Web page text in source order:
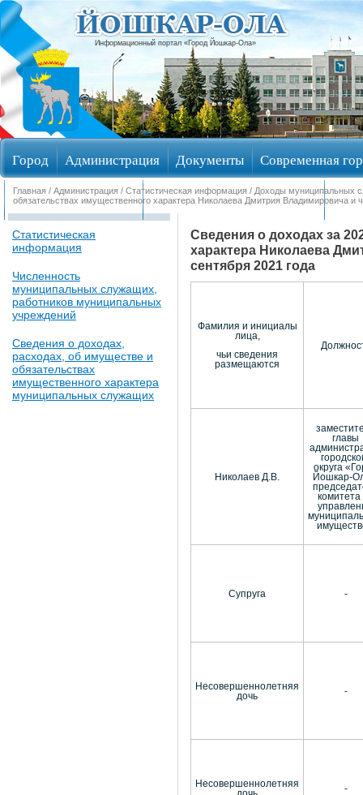
Информационный портал «Город Йошкар-Ола»
Город Администрация Документы Современная
Обращения граждан Общественные обсуждения
Главная / Администрация / Статистическая информация / Доходы муниципальных
обязательствах имущественного характера Николаева Дмитрия Владимировича и
Статистическая
информация
Численность
муниципальных служащих,
работников муниципальных
учреждений
Сведения о доходах,
расходах, об имуществе и
обязательствах
имущественного характера
муниципальных служащих
Сведения о доходах за
характера Николаева
сентября 2021 года
Фамилия и инициалы
лица,
чьи сведения
размещаются
Николаев Д.В.
главы
округа
Йошкар-
комитета
Супруга -
Несовершеннолетняя
дочь
-
Несовершеннолетняя
дочь
-